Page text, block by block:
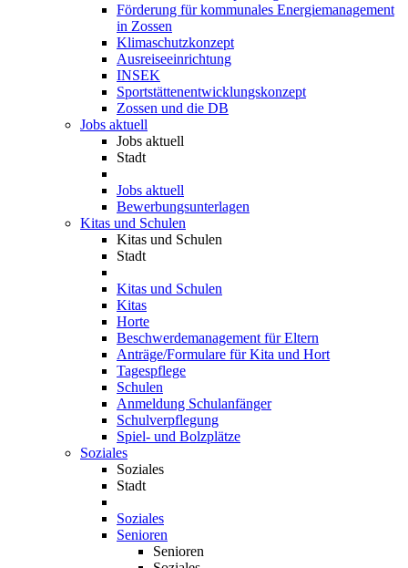
Förderung für kommunales Energiemanagement
in Zossen
Klimaschutzkonzept
Ausreiseeinrichtung
INSEK
Sportstättenentwicklungskonzept
Zossen und die DB
Jobs aktuell
Jobs aktuell
Stadt
Jobs aktuell
Bewerbungsunterlagen
Kitas und Schulen
Kitas und Schulen
Stadt
Kitas und Schulen
Kitas
Horte
Beschwerdemanagement für Eltern
Anträge/Formulare für Kita und Hort
Tagespflege
Schulen
Anmeldung Schulanfänger
Schulverpflegung
Spiel- und Bolzplätze
Soziales
Soziales
Stadt
Soziales
Senioren
Senioren